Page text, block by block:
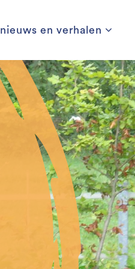
nieuws en verhalen